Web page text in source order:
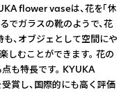
flower vaseは、花を「休
でガラスの靴のようで、花
、オブジェとして空間にや
しむことができます。 花の
も特長です。 KYUKA
し、国際的にも高く評価